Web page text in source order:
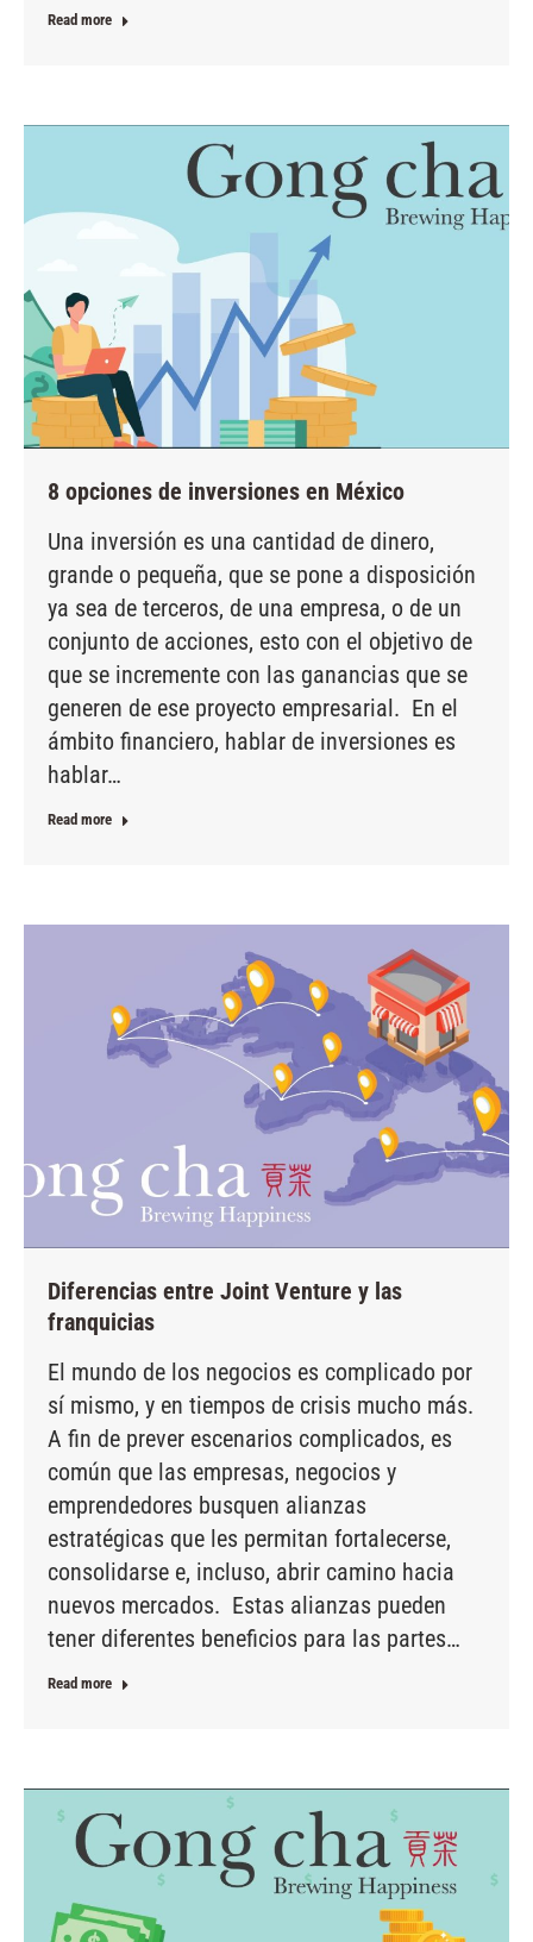
Read more
8 opciones de inversiones en México
Una inversión es una cantidad de dinero,
grande o pequeña, que se pone a disposición
ya sea de terceros, de una empresa, o de un
conjunto de acciones, esto con el objetivo de
que se incremente con las ganancias que se
generen de ese proyecto empresarial. En el
ámbito financiero, hablar de inversiones es
hablar…
Read more
Diferencias entre Joint Venture y las
franquicias
El mundo de los negocios es complicado por
sí mismo, y en tiempos de crisis mucho más.
A fin de prever escenarios complicados, es
común que las empresas, negocios y
emprendedores busquen alianzas
estratégicas que les permitan fortalecerse,
consolidarse e, incluso, abrir camino hacia
nuevos mercados. Estas alianzas pueden
tener diferentes beneficios para las partes…
Read more